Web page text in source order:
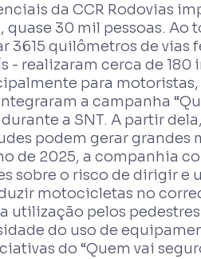
da CCR Rodovias
quase 30 mil pessoas. Ao
3615 quilômetros de
- realizaram cerca de
para
a campanha
a SNT. A partir
podem gerar grandes
de 2025, a companhia
sobre o risco de dirigir e
motocicletas no
utilização pelos
do uso de
do “Quem vai